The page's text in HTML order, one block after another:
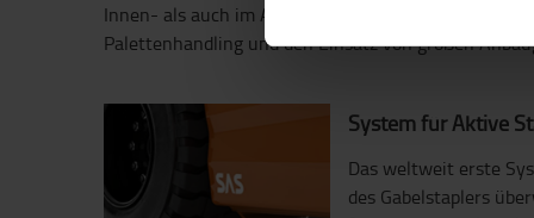
Innen- als auch im Außenbereich konzipiert. Die
Palettenhandling und den Einsatz von großen
System für Aktive
Das weltweit erste
des Gabelstaplers